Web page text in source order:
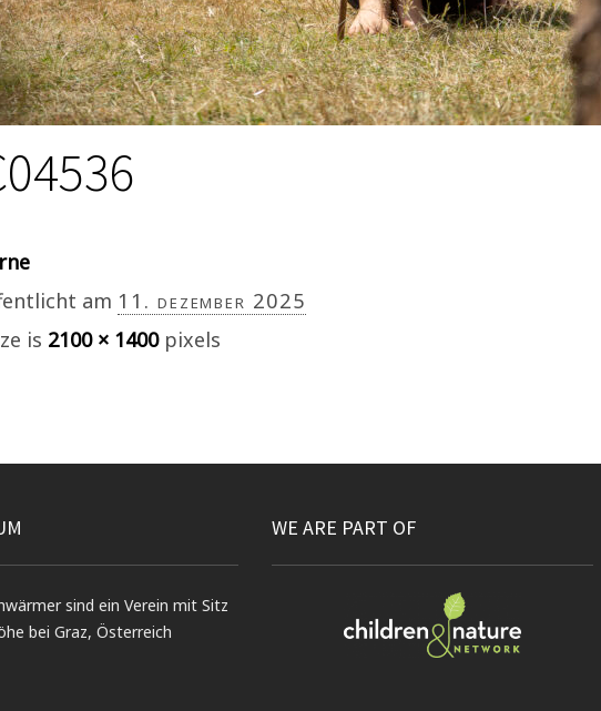
am 11. dezember 2025
is 2100 × 1400pixels
sind ein Verein mit Sitz
bei Graz, Österreich
WE ARE PART OF